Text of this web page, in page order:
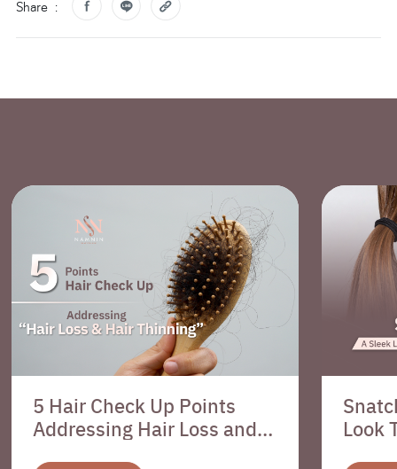
Share :
5 Hair Check Up Points
Addressing Hair Loss and
Look